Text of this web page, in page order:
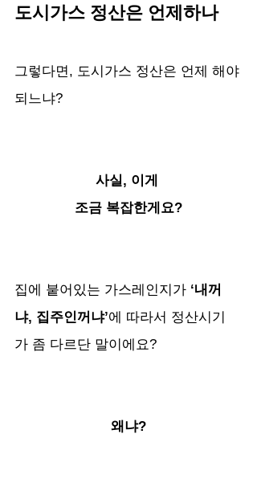
도시가스 정산은 언제하나
그렇다면, 도시가스 정산은 언제 해야
되느냐?
사실, 이게
조금 복잡한게요?
집에 붙어있는 가스레인지가 ‘내꺼
냐, 집주인꺼냐’에 따라서 정산시기
가 좀 다르단 말이에요?
왜냐?